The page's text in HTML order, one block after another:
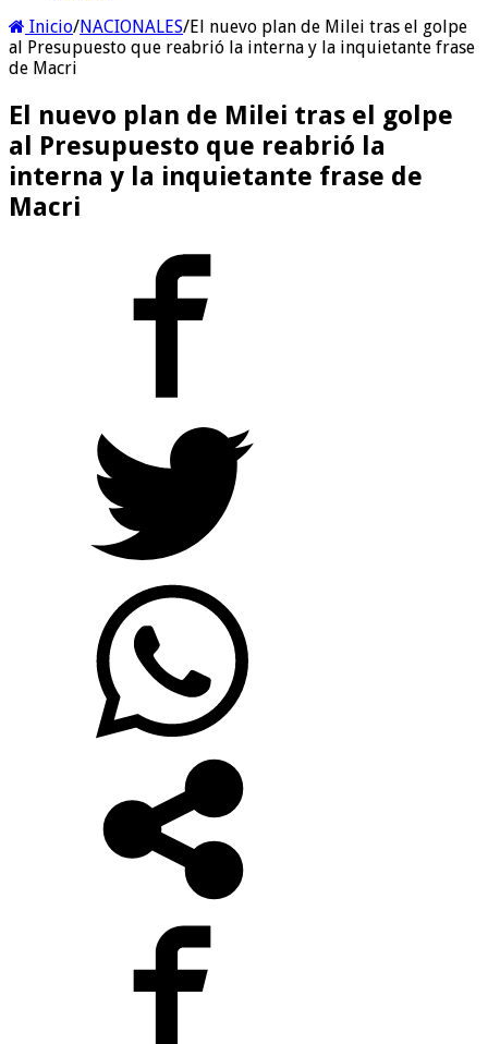
Inicio/NACIONALES/El nuevo plan de Milei tras el golpe
al Presupuesto que reabrió la interna y la inquietante frase
de Macri
El nuevo plan de Milei tras el golpe
al Presupuesto que reabrió la
interna y la inquietante frase de
Macri